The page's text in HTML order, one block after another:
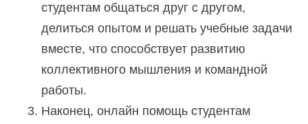
студентам общаться друг с другом,
делиться опытом и решать учебные задачи
вместе, что способствует развитию
коллективного мышления и командной
работы.
Наконец, онлайн помощь студентам